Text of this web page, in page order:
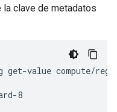
la clave de metadatos
get-value compute/
8